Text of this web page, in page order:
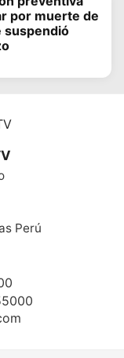
por muerte de
suspendió
Perú